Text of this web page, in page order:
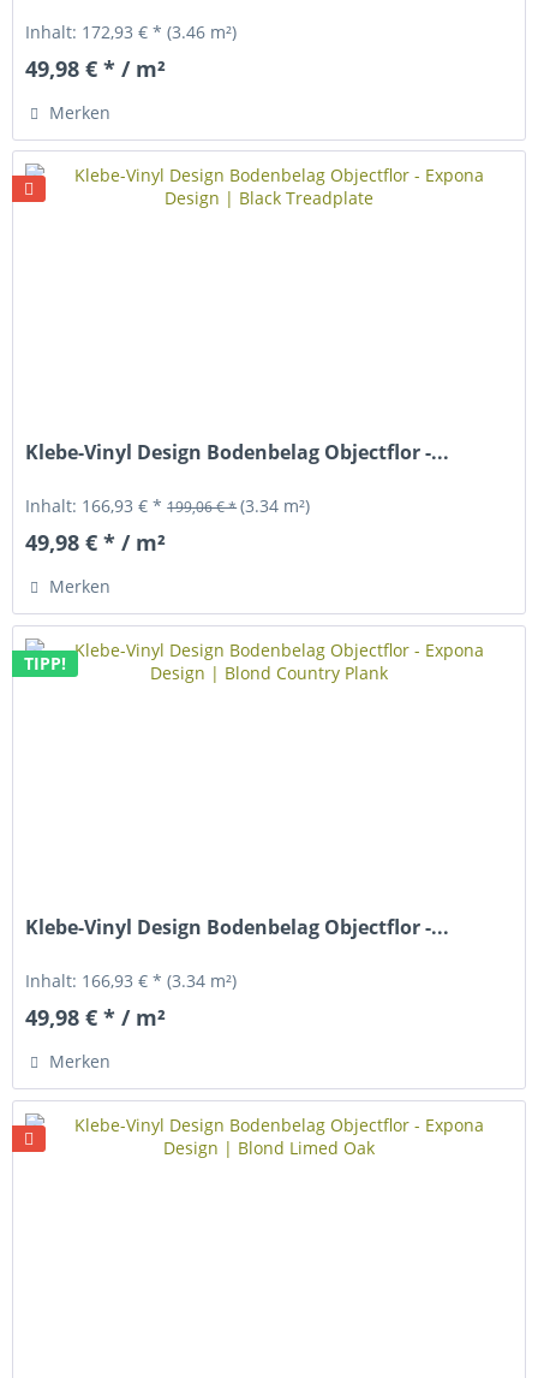
Inhalt: 172,93 € *(3.46 m²)
49,98 € * / m²
Merken
Klebe-Vinyl Design Bodenbelag Objectflor -...
Inhalt: 166,93 € *199,06 € *(3.34 m²)
49,98 € * / m²
Merken
TIPP!
Klebe-Vinyl Design Bodenbelag Objectflor -...
Inhalt: 166,93 € *(3.34 m²)
49,98 € * / m²
Merken